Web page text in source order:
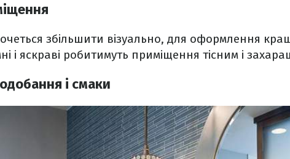
збільшити візуально, для оформлення краще
і яскраві робитимуть приміщення тісним і
і смаки